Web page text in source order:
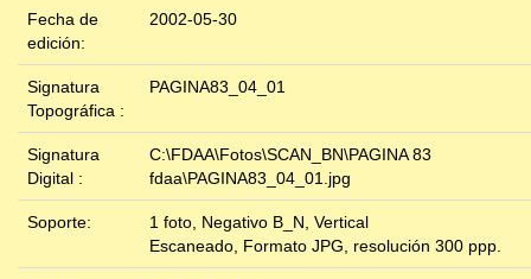
Fecha de
edición:
2002-05-30
Signatura
Topográfica :
PAGINA83_04_01
Signatura
Digital :
C:\FDAA\Fotos\SCAN_BN\PAGINA 83
fdaa\PAGINA83_04_01.jpg
Soporte:
1 foto, Negativo B_N, Vertical
Escaneado, Formato JPG, resolución 300 ppp.